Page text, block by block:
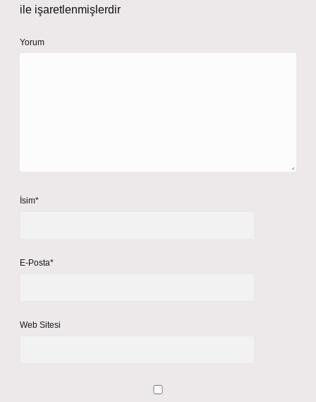
ile işaretlenmişlerdir
Yorum
İsim*
E-Posta*
Web Sitesi